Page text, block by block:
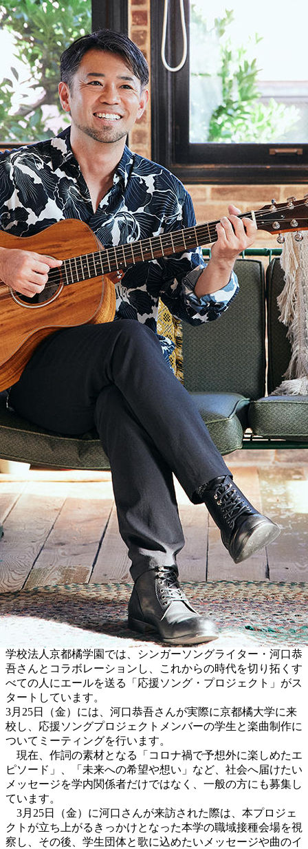
学校法人京都橘学園では、シンガーソングライター・河口恭
吾さんとコラボレーションし、これからの時代を切り拓くす
べての人にエールを送る「応援ソング・プロジェクト」がス
タートしています。
3月25日（金）には、河口恭吾さんが実際に京都橘大学に来
校し、応援ソングプロジェクトメンバーの学生と楽曲制作に
ついてミーティングを行います。
現在、作詞の素材となる「コロナ禍で予想外に楽しめたエ
ピソード」、「未来への希望や想い」など、社会へ届けたい
メッセージを学内関係者だけではなく、一般の方にも募集し
ています。
3月25日（金）に河口さんが来訪された際は、本プロジェ
クトが立ち上がるきっかけとなった本学の職域接種会場を視
察し、その後、学生団体と歌に込めたいメッセージや曲のイ